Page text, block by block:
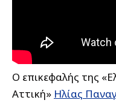
Ο επικεφαλής της
Αττική» Ηλίας